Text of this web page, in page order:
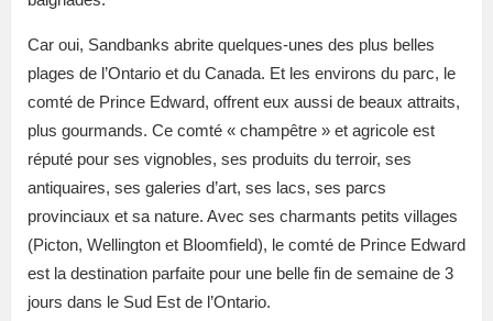
Car oui, Sandbanks abrite quelques-unes des plus belles
plages de l’Ontario et du Canada. Et les environs du parc, le
comté de Prince Edward, offrent eux aussi de beaux attraits,
plus gourmands. Ce comté « champêtre » et agricole est
réputé pour ses vignobles, ses produits du terroir, ses
antiquaires, ses galeries d’art, ses lacs, ses parcs
provinciaux et sa nature. Avec ses charmants petits villages
(Picton, Wellington et Bloomfield), le comté de Prince Edward
est la destination parfaite pour une belle fin de semaine de 3
jours dans le Sud Est de l’Ontario.